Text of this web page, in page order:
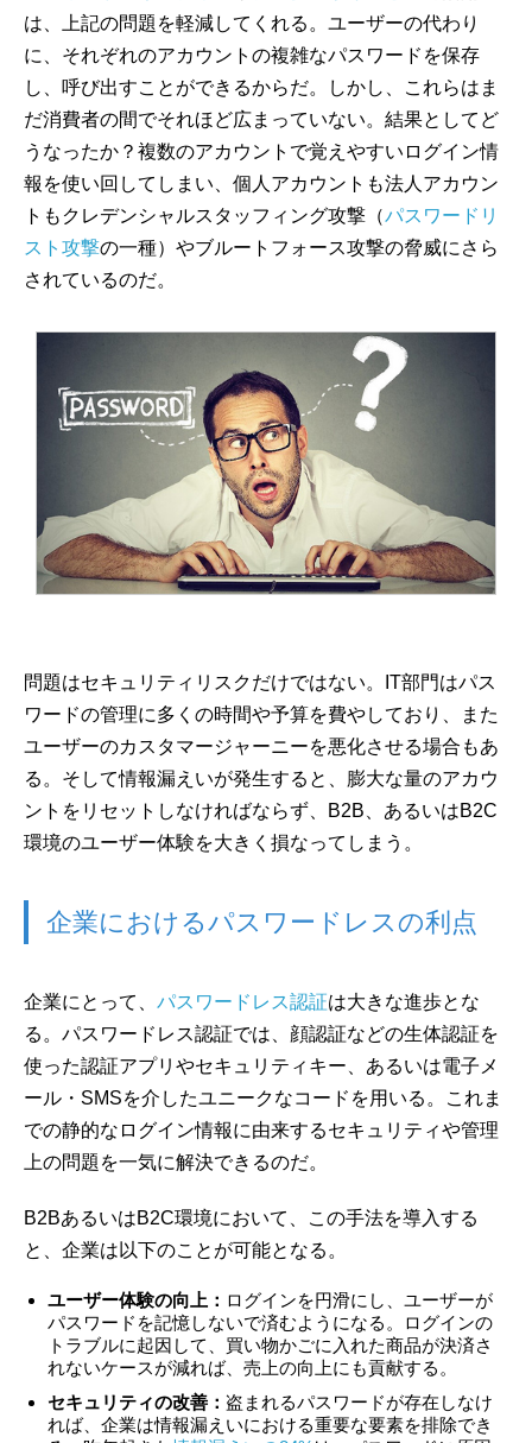
は、上記の問題を軽減してくれる。ユーザーの代わり
に、それぞれのアカウントの複雑なパスワードを保存
し、呼び出すことができるからだ。しかし、これらはま
だ消費者の間でそれほど広まっていない。結果としてど
うなったか？複数のアカウントで覚えやすいログイン情
報を使い回してしまい、個人アカウントも法人アカウン
トもクレデンシャルスタッフィング攻撃（パスワードリ
スト攻撃の一種）やブルートフォース攻撃の脅威にさら
されているのだ。
問題はセキュリティリスクだけではない。IT部門はパス
ワードの管理に多くの時間や予算を費やしており、また
ユーザーのカスタマージャーニーを悪化させる場合もあ
る。そして情報漏えいが発生すると、膨大な量のアカウ
ントをリセットしなければならず、B2B、あるいはB2C
環境のユーザー体験を大きく損なってしまう。
企業におけるパスワードレスの利点
企業にとって、 パスワードレス認証は大きな進歩とな
る。パスワードレス認証では、顔認証などの生体認証を
使った認証アプリやセキュリティキー、あるいは電子メ
ール・SMSを介したユニークなコードを用いる。これま
での静的なログイン情報に由来するセキュリティや管理
上の問題を一気に解決できるのだ。
B2BあるいはB2C環境において、この手法を導入する
と、企業は以下のことが可能となる。
ユーザー体験の向上： ログインを円滑にし、ユーザーが
パスワードを記憶しないで済むようになる。ログインの
トラブルに起因して、買い物かごに入れた商品が決済さ
れないケースが減れば、売上の向上にも貢献する。
セキュリティの改善： 盗まれるパスワードが存在しなけ
れば、企業は情報漏えいにおける重要な要素を排除でき